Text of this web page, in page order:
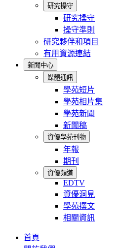
研究操守
研究操守
操守準則
研究夥伴和項目
有用資源連結
新聞中心
媒體通訊
學苑短片
學苑相片集
學苑新聞
新聞稿
資優學苑刊物
年報
期刊
資優頻道
EDTV
資優洞見
學苑撰文
相關資訊
首頁